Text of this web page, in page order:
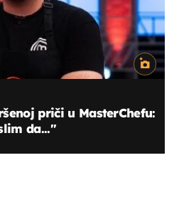
priči u MasterChefu:
da...''